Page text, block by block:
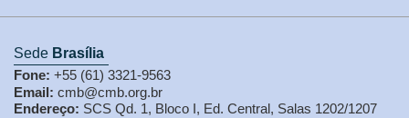
Sede Brasília
Fone: +55 (61) 3321-9563
Email: cmb@cmb.org.br
Endereço: SCS Qd. 1, Bloco I, Ed. Central, Salas 1202/1207